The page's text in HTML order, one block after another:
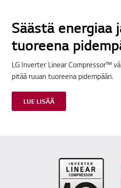
Säästä energiaa
tuoreena
LG Inverter Linear Compressor™
pitää ruuan tuoreena pidempään.
LUE LISÄÄ